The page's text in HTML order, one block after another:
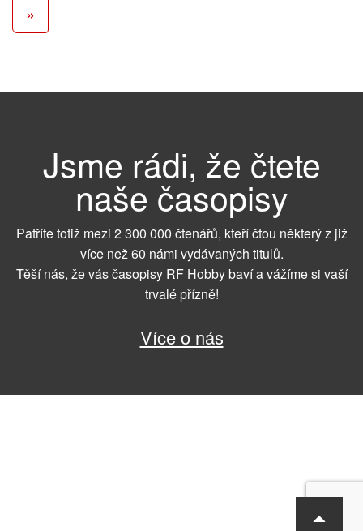
»
Jsme rádi, že čtete
naše časopisy
Patříte totiž mezi 2 300 000 čtenářů, kteří čtou některý z již
více než 60 námi vydávaných titulů.
Těší nás, že vás časopisy RF Hobby baví a vážíme si vaší
trvalé přízně!
Více o nás